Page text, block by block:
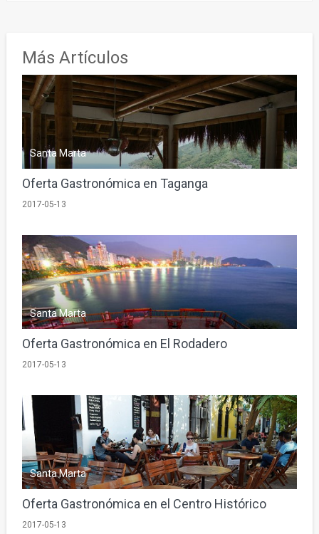
Más Artículos
Santa Marta
Oferta Gastronómica en Taganga
2017-05-13
Santa Marta
Oferta Gastronómica en El Rodadero
2017-05-13
Santa Marta
Oferta Gastronómica en el Centro Histórico
2017-05-13